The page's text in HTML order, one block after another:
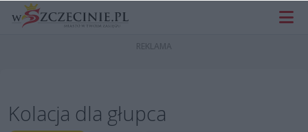
Kolacja dla głupca